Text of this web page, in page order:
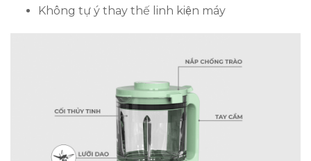
Không tự ý thay thế linh kiện máy